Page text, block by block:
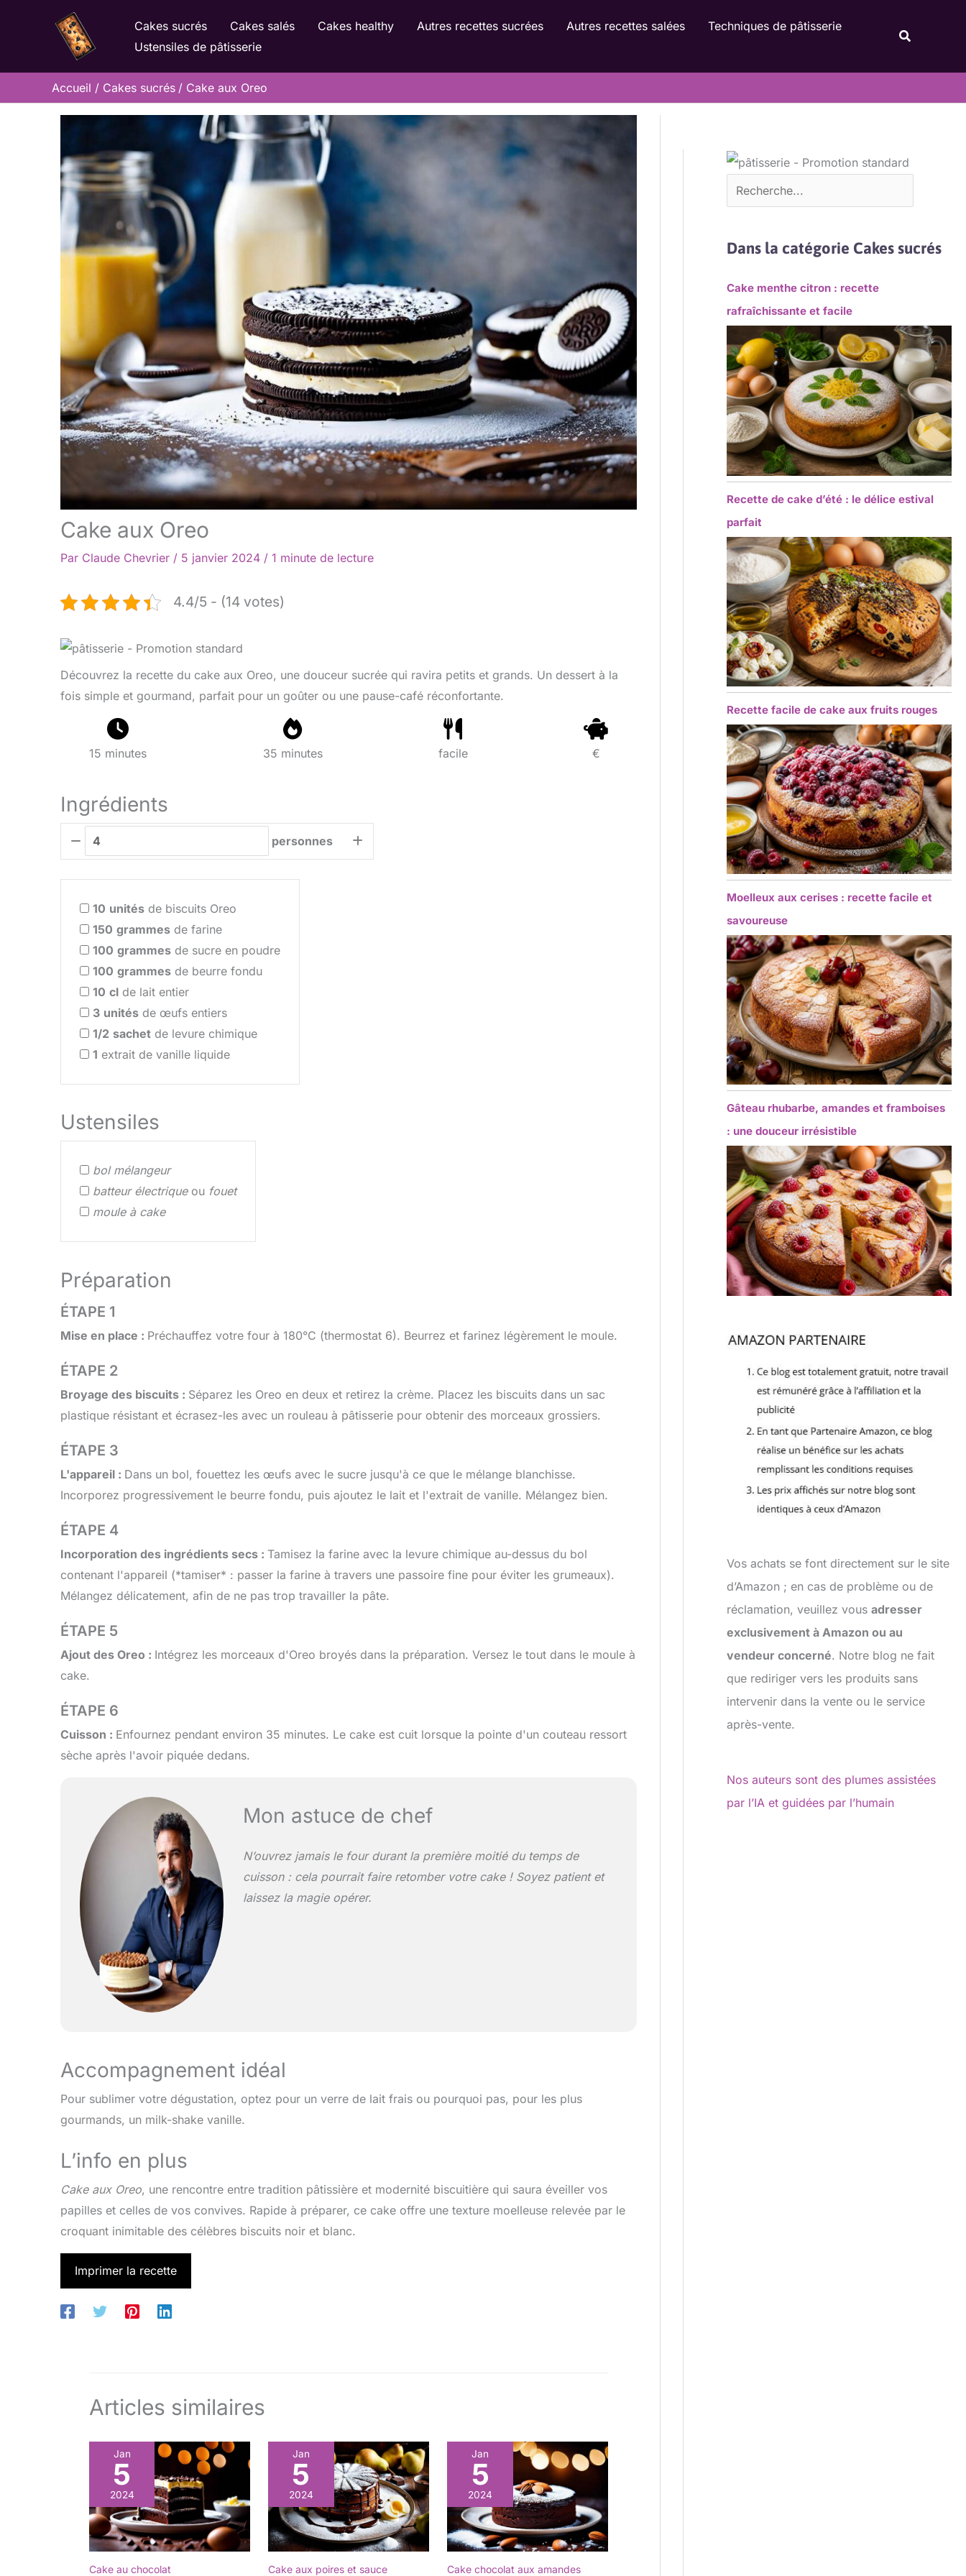
Cakes sucrés Cakes salés Cakes healthy Autres recettes sucrées Autres recettes salées
Techniques de pâtisserie
Ustensiles de pâtisserie
Accueil Cakes sucrés Cake aux Oreo
Cake aux Oreo
Par Claude Chevrier / 5 janvier 2024 / 1 minute de lecture
4.4/5 - (14 votes)
Découvrez la recette du cake aux Oreo, une douceur sucrée qui ravira petits et grands. Un dessert à la
fois simple et gourmand, parfait pour un goûter ou une pause-café réconfortante.
15 minutes 35 minutes facile €
Ingrédients
personnes
10 unités de biscuits Oreo
150 grammes de farine
100 grammes de sucre en poudre
100 grammes de beurre fondu
10 cl de lait entier
3 unités de œufs entiers
1/2 sachet de levure chimique
1 extrait de vanille liquide
Ustensiles
bol mélangeur
batteur électriqueou fouet
moule à cake
Préparation
ÉTAPE 1
Mise en place : Préchauffez votre four à 180°C (thermostat 6). Beurrez et farinez légèrement le moule.
ÉTAPE 2
Broyage des biscuits : Séparez les Oreo en deux et retirez la crème. Placez les biscuits dans un sac
plastique résistant et écrasez-les avec un rouleau à pâtisserie pour obtenir des morceaux grossiers.
ÉTAPE 3
L'appareil : Dans un bol, fouettez les œufs avec le sucre jusqu'à ce que le mélange blanchisse.
Incorporez progressivement le beurre fondu, puis ajoutez le lait et l'extrait de vanille. Mélangez bien.
ÉTAPE 4
Incorporation des ingrédients secs : Tamisez la farine avec la levure chimique au-dessus du bol
contenant l'appareil (*tamiser* : passer la farine à travers une passoire fine pour éviter les grumeaux).
Mélangez délicatement, afin de ne pas trop travailler la pâte.
ÉTAPE 5
Ajout des Oreo : Intégrez les morceaux d'Oreo broyés dans la préparation. Versez le tout dans le moule à
cake.
ÉTAPE 6
Cuisson : Enfournez pendant environ 35 minutes. Le cake est cuit lorsque la pointe d'un couteau ressort
sèche après l'avoir piquée dedans.
Mon astuce de chef
N’ouvrez jamais le four durant la première moitié du temps de
cuisson : cela pourrait faire retomber votre cake ! Soyez patient et
laissez la magie opérer.
Accompagnement idéal
Pour sublimer votre dégustation, optez pour un verre de lait frais ou pourquoi pas, pour les plus
gourmands, un milk-shake vanille.
L’info en plus
Cake aux Oreo, une rencontre entre tradition pâtissière et modernité biscuitière qui saura éveiller vos
papilles et celles de vos convives. Rapide à préparer, ce cake offre une texture moelleuse relevée par le
croquant inimitable des célèbres biscuits noir et blanc.
Imprimer la recette
Articles similaires
Jan
5
2024
Cake au chocolat
Jan
5
2024
Cake aux poires et sauce
Jan
5
2024
Cake chocolat aux amandes
Dans la catégorie Cakes sucrés
Cake menthe citron : recette
rafraîchissante et facile
Recette de cake d’été : le délice estival
parfait
Recette facile de cake aux fruits rouges
Moelleux aux cerises : recette facile et
savoureuse
Gâteau rhubarbe, amandes et framboises
: une douceur irrésistible
Vos achats se font directement sur le site
d’Amazon ; en cas de problème ou de
réclamation, veuillez vousadresser
exclusivement à Amazon ou au
vendeur concerné. Notre blog ne fait
que rediriger vers les produits sans
intervenir dans la vente ou le service
après-vente.
Nos auteurs sont des plumes assistées
par l’IA et guidées par l’humain